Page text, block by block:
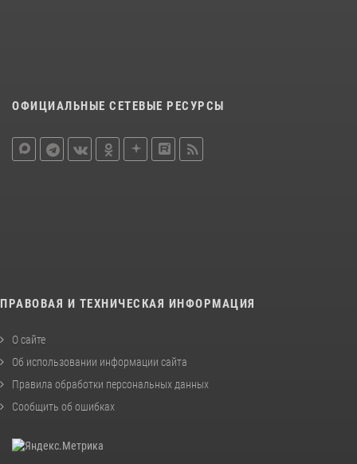
ОФИЦИАЛЬНЫЕ СЕТЕВЫЕ РЕСУРСЫ
ПРАВОВАЯ И ТЕХНИЧЕСКАЯ ИНФОРМАЦИЯ
О сайте
Об использовании информации сайта
Правила обработки персональных данных
Сообщить об ошибках